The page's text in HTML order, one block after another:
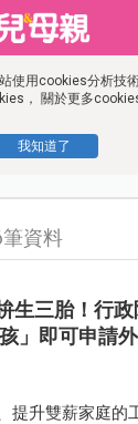
使用cookies分析技
， 關於更多
我知道了
資料
生三胎！行
」即可申請
提升雙薪家庭的